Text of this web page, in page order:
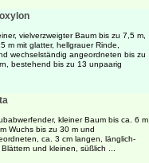
vielverzweigter Baum bis zu 7,5 m,
m mit glatter, hellgrauer Rinde,
wechselständig angeordneten bis zu
bestehend bis zu 13 unpaarig
kleiner Baum bis ca. 6 m,
Wuchs bis zu 30 m und
ca. 3 cm langen, länglich-
und kleinen, süßlich ...